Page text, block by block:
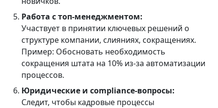
Работа с топ-менеджментом:
Участвует в принятии ключевых решений о
структуре компании, слияниях, сокращениях.
Пример: Обосновать необходимость
сокращения штата на 10% из-за автоматизации
процессов.
Юридические и compliance-вопросы:
Следит, чтобы кадровые процессы